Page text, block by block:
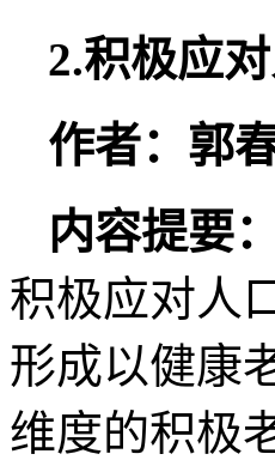
2.积极应
作者：郭
内容提要：
积极应对人
形成以健康
维度的积极